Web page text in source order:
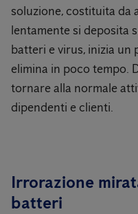
soluzione, costituita da
lentamente si deposita
batteri e virus, inizia un
elimina in poco tempo.
tornare alla normale
dipendenti e clienti.
Irrorazione
batteri